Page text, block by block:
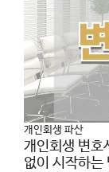
개인회생 파산
개인회생 변호
없이 시작하는